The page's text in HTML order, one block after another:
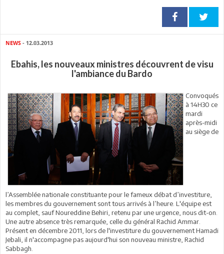
NEWS - 12.03.2013
Ebahis, les nouveaux ministres découvrent de visu
l'ambiance du Bardo
Convoqués
à 14H30 ce
mardi
après-midi
au siège de
l’Assemblée nationale constituante pour le fameux débat d’investiture,
les membres du gouvernement sont tous arrivés à l’heure. L'équipe est
au complet, sauf Noureddine Behiri, retenu par une urgence, nous dit-on.
Une autre absence très remarquée, celle du général Rachid Ammar.
Présent en décembre 2011, lors de l'investiture du gouvernement Hamadi
Jebali, il n'accompagne pas aujourd'hui son nouveau ministre, Rachid
Sabbagh.